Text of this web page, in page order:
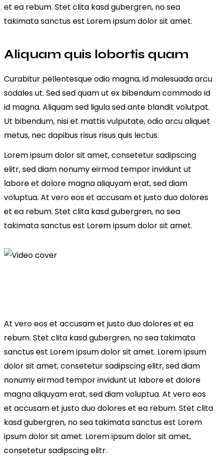
et ea rebum. Stet clita kasd gubergren, no sea
takimata sanctus est Lorem ipsum dolor sit amet.
Aliquam quis lobortis quam
Curabitur pellentesque odio magna, id malesuada arcu
sodales ut. Sed sed quam ut ex bibendum commodo id
id magna. Aliquam sed ligula sed ante blandit volutpat.
Ut bibendum, nisi et mattis vulputate, odio arcu aliquet
metus, nec dapibus risus risus quis lectus.
Lorem ipsum dolor sit amet, consetetur sadipscing
elitr, sed diam nonumy eirmod tempor invidunt ut
labore et dolore magna aliquyam erat, sed diam
voluptua. At vero eos et accusam et justo duo dolores
et ea rebum. Stet clita kasd gubergren, no sea
takimata sanctus est Lorem ipsum dolor sit amet.
At vero eos et accusam et justo duo dolores et ea
rebum. Stet clita kasd gubergren, no sea takimata
sanctus est Lorem ipsum dolor sit amet. Lorem ipsum
dolor sit amet, consetetur sadipscing elitr, sed diam
nonumy eirmod tempor invidunt ut labore et dolore
magna aliquyam erat, sed diam voluptua. At vero eos
et accusam et justo duo dolores et ea rebum. Stet clita
kasd gubergren, no sea takimata sanctus est Lorem
ipsum dolor sit amet. Lorem ipsum dolor sit amet,
consetetur sadipscing elitr.